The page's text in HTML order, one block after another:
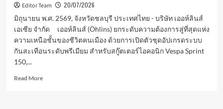
ดิจิทัล
และ
สร้าง
การ
บวก
Editor Team
20/07/2026
มิถุนายน พ.ศ. 2569, จังหวัดชลบุรี ประเทศไทย - บริษัท เออห์ลินส์
เอเซีย จำกัด เออห์ลินส์ (Öhlins) ยกระดับความต้องการสู่ที่สุดแห่ง
ความเหนือชั้นของชีวิตคนเมือง ด้วยการเปิดตัวชุดอัปเกรดระบบ
กันสะเทือนระดับพรีเมียม สำหรับสกู๊ตเตอร์ไอคอนิก Vespa Sprint
150,...
Read MoreRead